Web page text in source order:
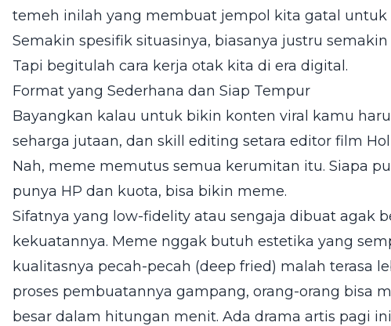
temeh inilah yang membuat jempol kita gatal untuk
Semakin spesifik situasinya, biasanya justru
Tapi begitulah cara kerja otak kita di era digital.
Format yang Sederhana dan Siap Tempur
Bayangkan kalau untuk bikin konten viral kamu
seharga jutaan, dan skill editing setara editor film
Nah, meme memutus semua kerumitan itu. Siapa
punya HP dan kuota, bisa bikin meme.
Sifatnya yang low-fidelity atau sengaja dibuat agak
kekuatannya. Meme nggak butuh estetika yang
kualitasnya pecah-pecah (deep fried) malah terasa
proses pembuatannya gampang, orang-orang bisa
besar dalam hitungan menit. Ada drama artis pagi